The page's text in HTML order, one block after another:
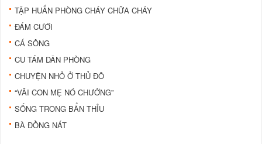
TẬP HUẤN PHÒNG CHÁY CHỮA CHÁY
ĐÁM CƯỚI
CÁ SÔNG
CU TÁM DÂN PHÒNG
CHUYỆN NHỎ Ở THỦ ĐÔ
“VÃI CON MẸ NÓ CHƯỞNG”
SỐNG TRONG BẨN THỈU
BÀ ĐỒNG NÁT